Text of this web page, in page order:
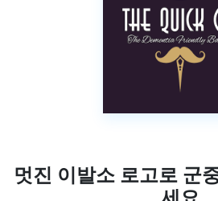
멋진 이발소 로고로 군